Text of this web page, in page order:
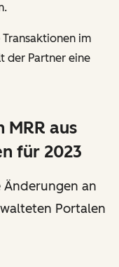
im
der Partner eine
aus
für 2023
Änderungen an
Portalen